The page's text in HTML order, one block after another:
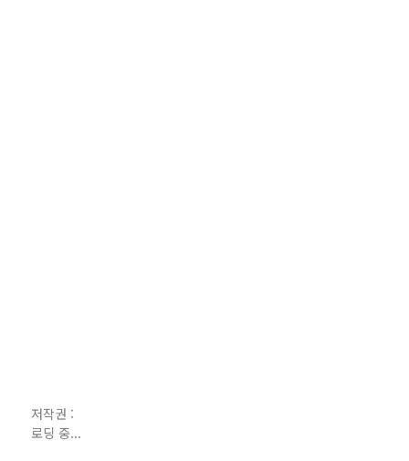
저작권 :
로딩 중...